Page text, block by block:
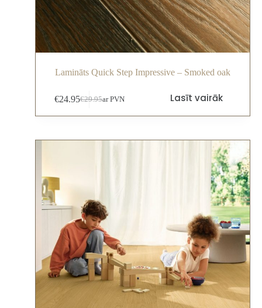
Lamināts Quick Step Impressive – Smoked oak
€29.95
€24.95 ar PVN Lasīt vairāk